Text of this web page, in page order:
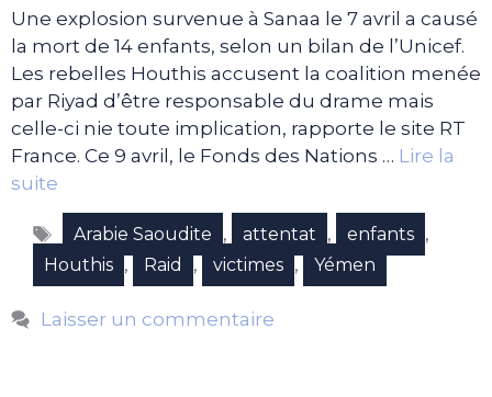
Une explosion survenue à Sanaa le 7 avril a causé
la mort de 14 enfants, selon un bilan de l’Unicef.
Les rebelles Houthis accusent la coalition menée
par Riyad d’être responsable du drame mais
celle-ci nie toute implication, rapporte le site RT
France. Ce 9 avril, le Fonds des Nations … Lire la
suite
Étiquettes
Arabie Saoudite , attentat , enfants ,
Houthis , Raid , victimes , Yémen
Laisser un commentaire